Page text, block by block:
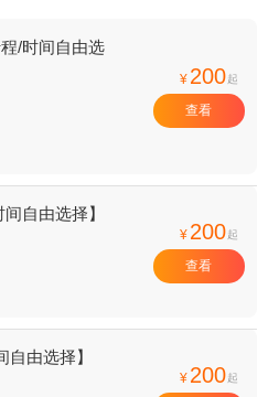
口-滕头旅游景区
+四明山国家森林公
房+天童国家森林公
峰山景区+东钱湖
+宁波野生动物园
+宁波帮文化旅游区
岛景区+杭州湾国家
+象山石浦檀头山岛
博物院+岩头古村漂
林公园+象山民俗
明湖+老外滩+五磊
/时间自由选
¥ 200起
查看
自由选择】
¥ 200起
查看
由选择】
¥ 200起